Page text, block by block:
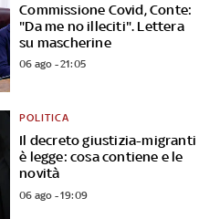
Commissione Covid, Conte:
"Da me no illeciti". Lettera
su mascherine
06 ago - 21:05
Il decreto giustizia-migranti
è legge: cosa contiene e le
novità
POLITICA
06 ago - 19:09